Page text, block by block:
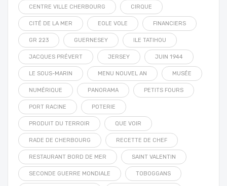
CENTRE VILLE CHERBOURG CIRQUE
CITÉ DE LA MER EOLE VOLE FINANCIERS
GR 223 GUERNESEY ILE TATIHOU
JACQUES PRÉVERT JERSEY JUIN 1944
LE SOUS-MARIN MENU NOUVEL AN MUSÉE
NUMÉRIQUE PANORAMA PETITS FOURS
PORT RACINE POTERIE
PRODUIT DU TERROIR QUE VOIR
RADE DE CHERBOURG RECETTE DE CHEF
RESTAURANT BORD DE MER SAINT VALENTIN
SECONDE GUERRE MONDIALE TOBOGGANS